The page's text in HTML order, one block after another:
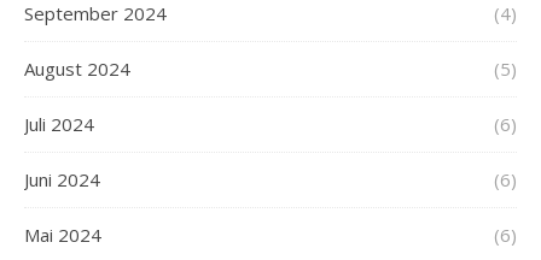
September 2024 (4)
August 2024 (5)
Juli 2024 (6)
Juni 2024 (6)
Mai 2024 (6)